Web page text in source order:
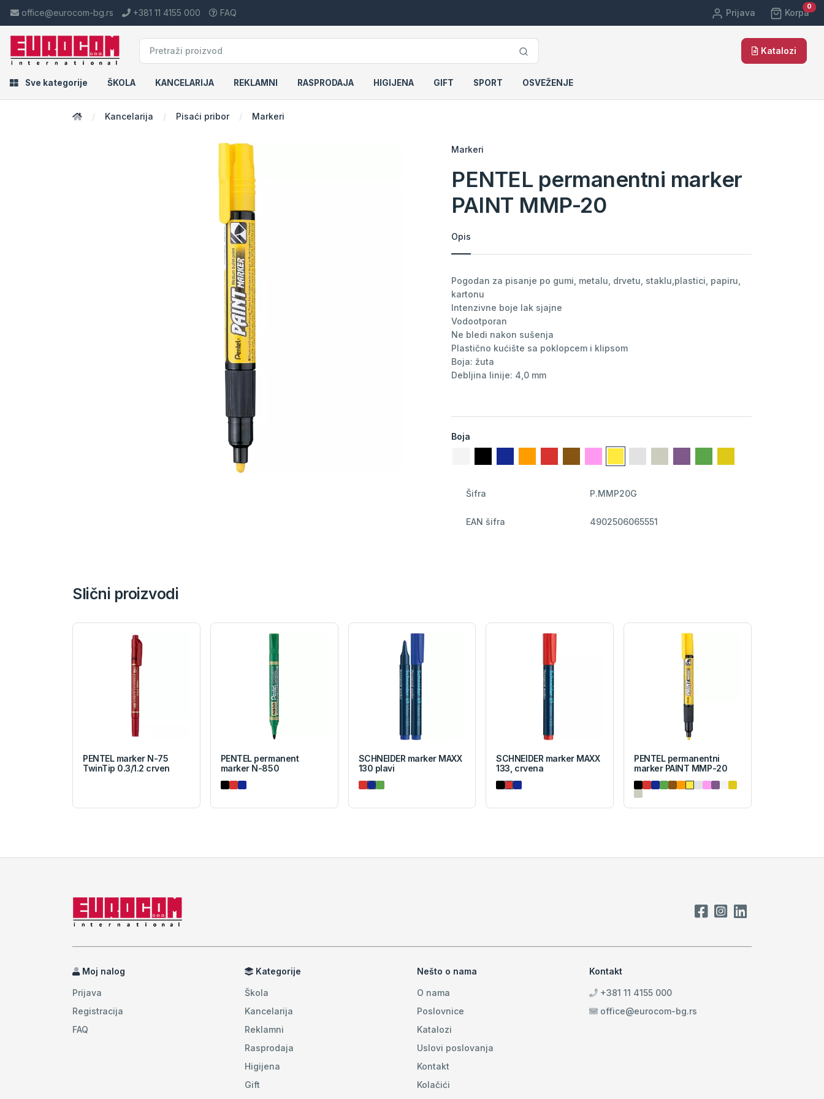
office@eurocom-bg.rs +381 11 4155 000 FAQ Prijava
0 cart
Korpa
Katalozi
Sve kategorije ŠKOLA KANCELARIJA REKLAMNI RASPRODAJA HIGIJENA GIFT SPORT OSVEŽENJE
Kancelarija Pisaći pribor Markeri
Markeri
PENTEL permanentni marker
PAINT MMP-20
Opis
Pogodan za pisanje po gumi, metalu, drvetu, staklu,plastici, papiru,
kartonu
Intenzivne boje lak sjajne
Vodootporan
Ne bledi nakon sušenja
Plastično kućište sa poklopcem i klipsom
Boja: žuta
Debljina linije: 4,0 mm
Boja
Šifra P.MMP20G
EAN šifra 4902506065551
Slični proizvodi
PENTEL marker N-75
TwinTip 0.3/1.2 crven
PENTEL permanent
marker N-850
SCHNEIDER marker MAXX
130 plavi
SCHNEIDER marker MAXX
133, crvena
PENTEL permanentni
marker PAINT MMP-20
Moj nalog
Prijava
Registracija
FAQ
Kategorije
Škola
Kancelarija
Reklamni
Rasprodaja
Higijena
Gift
Nešto o nama
O nama
Poslovnice
Katalozi
Uslovi poslovanja
Kontakt
Kolačići
Kontakt
+381 11 4155 000
office@eurocom-bg.rs